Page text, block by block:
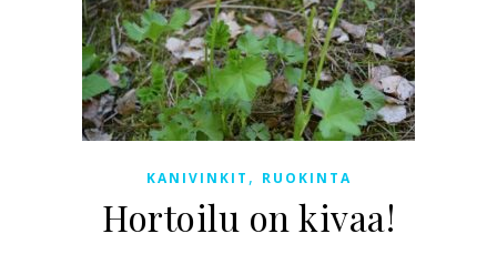
KANIVINKIT , RUOKINTA
Hortoilu on kivaa!